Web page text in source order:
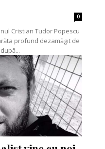
0
Cristian Tudor Popescu
profund dezamăgit de